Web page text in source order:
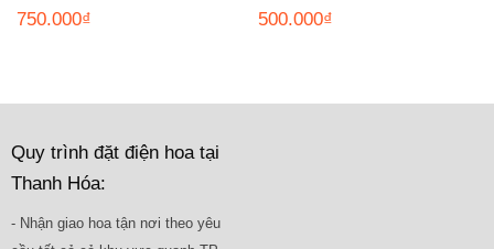
750.000₫ 500.000₫
Quy trình đặt điện hoa tại
Thanh Hóa:
- Nhận giao hoa tận nơi theo yêu